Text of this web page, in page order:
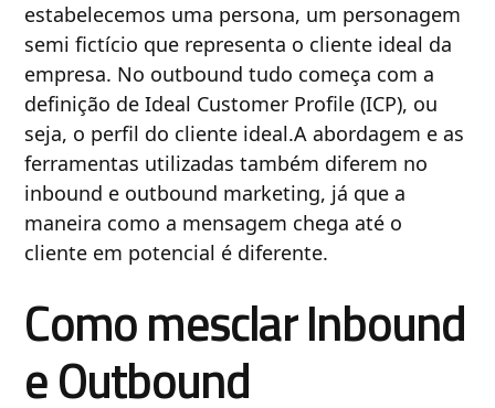
estabelecemos uma persona, um personagem
semi fictício que representa o cliente ideal da
empresa. No outbound tudo começa com a
definição de Ideal Customer Profile (ICP), ou
seja, o perfil do cliente ideal.A abordagem e as
ferramentas utilizadas também diferem no
inbound e outbound marketing, já que a
maneira como a mensagem chega até o
cliente em potencial é diferente.
Como mesclar Inbound
e Outbound